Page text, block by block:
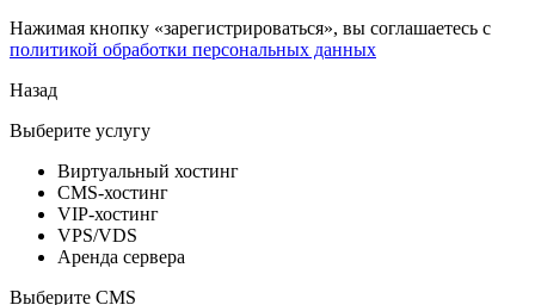
Нажимая кнопку «зарегистрироваться», вы соглашаетесь с
политикой обработки персональных данных
Назад
Выберите услугу
Виртуальный хостинг
CMS-хостинг
VIP-хостинг
VPS/VDS
Аренда сервера
Выберите CMS